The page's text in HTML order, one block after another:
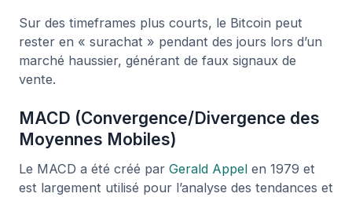
Sur des timeframes plus courts, le Bitcoin peut
rester en « surachat » pendant des jours lors d’un
marché haussier, générant de faux signaux de
vente.
MACD (Convergence/Divergence des
Moyennes Mobiles)
Le MACD a été créé par Gerald Appel en 1979 et
est largement utilisé pour l’analyse des tendances et